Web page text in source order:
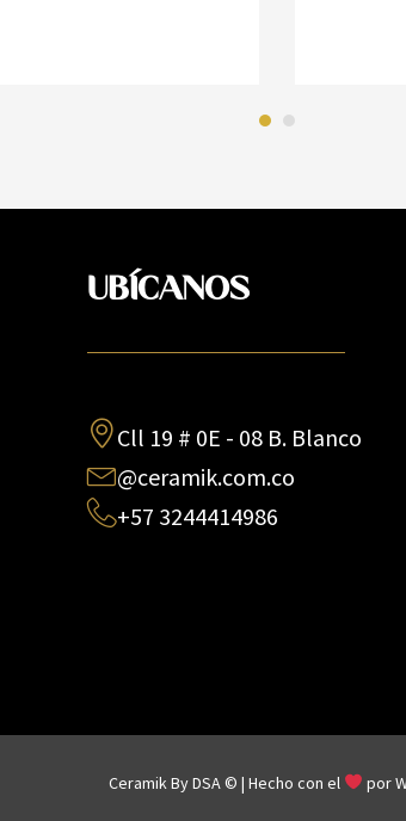
UBÍCANOS
Cll 19 # 0E - 08 B. Blanco
@ceramik.com.co
+57 3244414986
Ceramik By DSA © | Hecho con el por